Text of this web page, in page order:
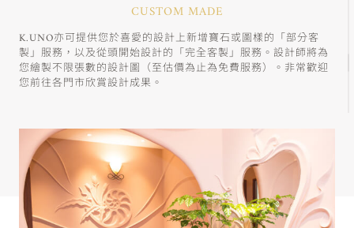
CUSTOM MADE
K.UNO亦可提供您於喜愛的設計上新增寶石或圖樣的「部分客
製」服務，以及從頭開始設計的「完全客製」服務。設計師將為
您繪製不限張數的設計圖（至估價為止為免費服務）。非常歡迎
您前往各門市欣賞設計成果。